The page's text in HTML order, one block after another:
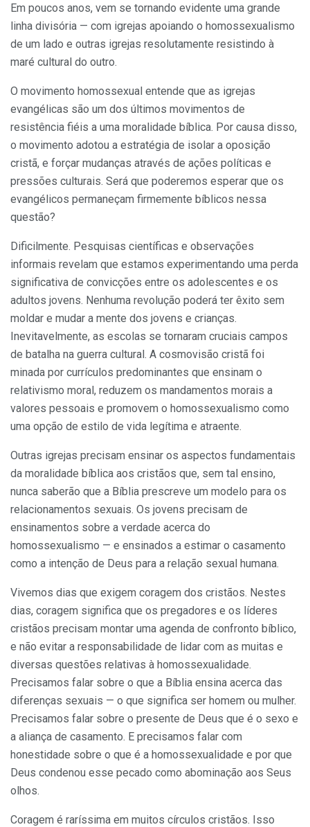
Em poucos anos, vem se tornando evidente uma grande
linha divisória — com igrejas apoiando o homossexualismo
de um lado e outras igrejas resolutamente resistindo à
maré cultural do outro.
O movimento homossexual entende que as igrejas
evangélicas são um dos últimos movimentos de
resistência fiéis a uma moralidade bíblica. Por causa disso,
o movimento adotou a estratégia de isolar a oposição
cristã, e forçar mudanças através de ações políticas e
pressões culturais. Será que poderemos esperar que os
evangélicos permaneçam firmemente bíblicos nessa
questão?
Dificilmente. Pesquisas científicas e observações
informais revelam que estamos experimentando uma perda
significativa de convicções entre os adolescentes e os
adultos jovens. Nenhuma revolução poderá ter êxito sem
moldar e mudar a mente dos jovens e crianças.
Inevitavelmente, as escolas se tornaram cruciais campos
de batalha na guerra cultural. A cosmovisão cristã foi
minada por currículos predominantes que ensinam o
relativismo moral, reduzem os mandamentos morais a
valores pessoais e promovem o homossexualismo como
uma opção de estilo de vida legítima e atraente.
Outras igrejas precisam ensinar os aspectos fundamentais
da moralidade bíblica aos cristãos que, sem tal ensino,
nunca saberão que a Bíblia prescreve um modelo para os
relacionamentos sexuais. Os jovens precisam de
ensinamentos sobre a verdade acerca do
homossexualismo — e ensinados a estimar o casamento
como a intenção de Deus para a relação sexual humana.
Vivemos dias que exigem coragem dos cristãos. Nestes
dias, coragem significa que os pregadores e os líderes
cristãos precisam montar uma agenda de confronto bíblico,
e não evitar a responsabilidade de lidar com as muitas e
diversas questões relativas à homossexualidade.
Precisamos falar sobre o que a Bíblia ensina acerca das
diferenças sexuais — o que significa ser homem ou mulher.
Precisamos falar sobre o presente de Deus que é o sexo e
a aliança de casamento. E precisamos falar com
honestidade sobre o que é a homossexualidade e por que
Deus condenou esse pecado como abominação aos Seus
olhos.
Coragem é raríssima em muitos círculos cristãos. Isso